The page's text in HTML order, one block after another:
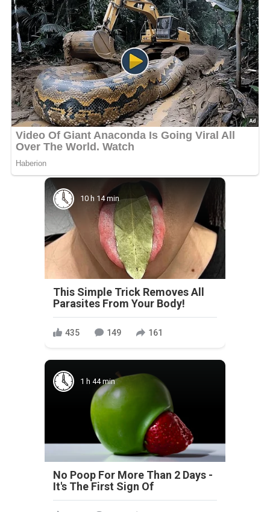
10 h 14 min
This Simple Trick Removes All
Parasites From Your Body!
435 149 161
1 h 44 min
No Poop For More Than 2 Days -
It's The First Sign Of